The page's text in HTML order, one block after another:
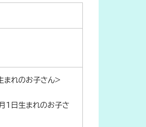
れのお子さん>
日生まれのお子さ